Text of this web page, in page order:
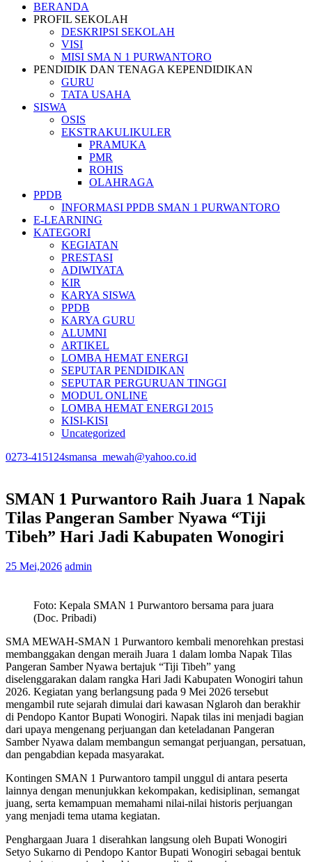
BERANDA
PROFIL SEKOLAH
DESKRIPSI SEKOLAH
VISI
MISI SMA N 1 PURWANTORO
PENDIDIK DAN TENAGA KEPENDIDIKAN
GURU
TATA USAHA
SISWA
OSIS
EKSTRAKULIKULER
PRAMUKA
PMR
ROHIS
OLAHRAGA
PPDB
INFORMASI PPDB SMAN 1 PURWANTORO
E-LEARNING
KATEGORI
KEGIATAN
PRESTASI
ADIWIYATA
KIR
KARYA SISWA
PPDB
KARYA GURU
ALUMNI
ARTIKEL
LOMBA HEMAT ENERGI
SEPUTAR PENDIDIKAN
SEPUTAR PERGURUAN TINGGI
MODUL ONLINE
LOMBA HEMAT ENERGI 2015
KISI-KISI
Uncategorized
0273-415124smansa_mewah@yahoo.co.id
SMAN 1 Purwantoro Raih Juara 1 Napak
Tilas Pangeran Samber Nyawa “Tiji
Tibeh” Hari Jadi Kabupaten Wonogiri
25 Mei,2026 admin
Foto: Kepala SMAN 1 Purwantoro bersama para juara
(Doc. Pribadi)
SMA MEWAH-SMAN 1 Purwantoro kembali menorehkan prestasi
membanggakan dengan meraih Juara 1 dalam lomba Napak Tilas
Pangeran Samber Nyawa bertajuk “Tiji Tibeh” yang
diselenggarakan dalam rangka Hari Jadi Kabupaten Wonogiri tahun
2026. Kegiatan yang berlangsung pada 9 Mei 2026 tersebut
mengambil rute sejarah dimulai dari kawasan Nglaroh dan berakhir
di Pendopo Kantor Bupati Wonogiri. Napak tilas ini menjadi bagian
dari upaya mengenang perjuangan dan keteladanan Pangeran
Samber Nyawa dalam membangun semangat perjuangan, persatuan,
dan pengabdian kepada masyarakat.
Kontingen SMAN 1 Purwantoro tampil unggul di antara peserta
lainnya dengan menunjukkan kekompakan, kedisiplinan, semangat
juang, serta kemampuan memahami nilai-nilai historis perjuangan
yang menjadi tema utama kegiatan.
Penghargaan Juara 1 diserahkan langsung oleh Bupati Wonogiri
Setyo Sukarno di Pendopo Kantor Bupati Wonogiri sebagai bentuk